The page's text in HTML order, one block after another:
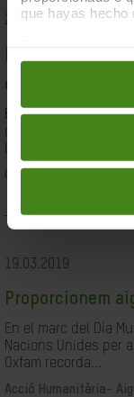
que hayas
preferencias
en los botones
28.03.2019
desigualtat a
En el marc de la
desenvolupat una
la...
Ciutadania-
19.03.2019
Proporcionem
En el marc del Dia
Nacions Unides per
Oxfam recorda...
Acció Humanitària-